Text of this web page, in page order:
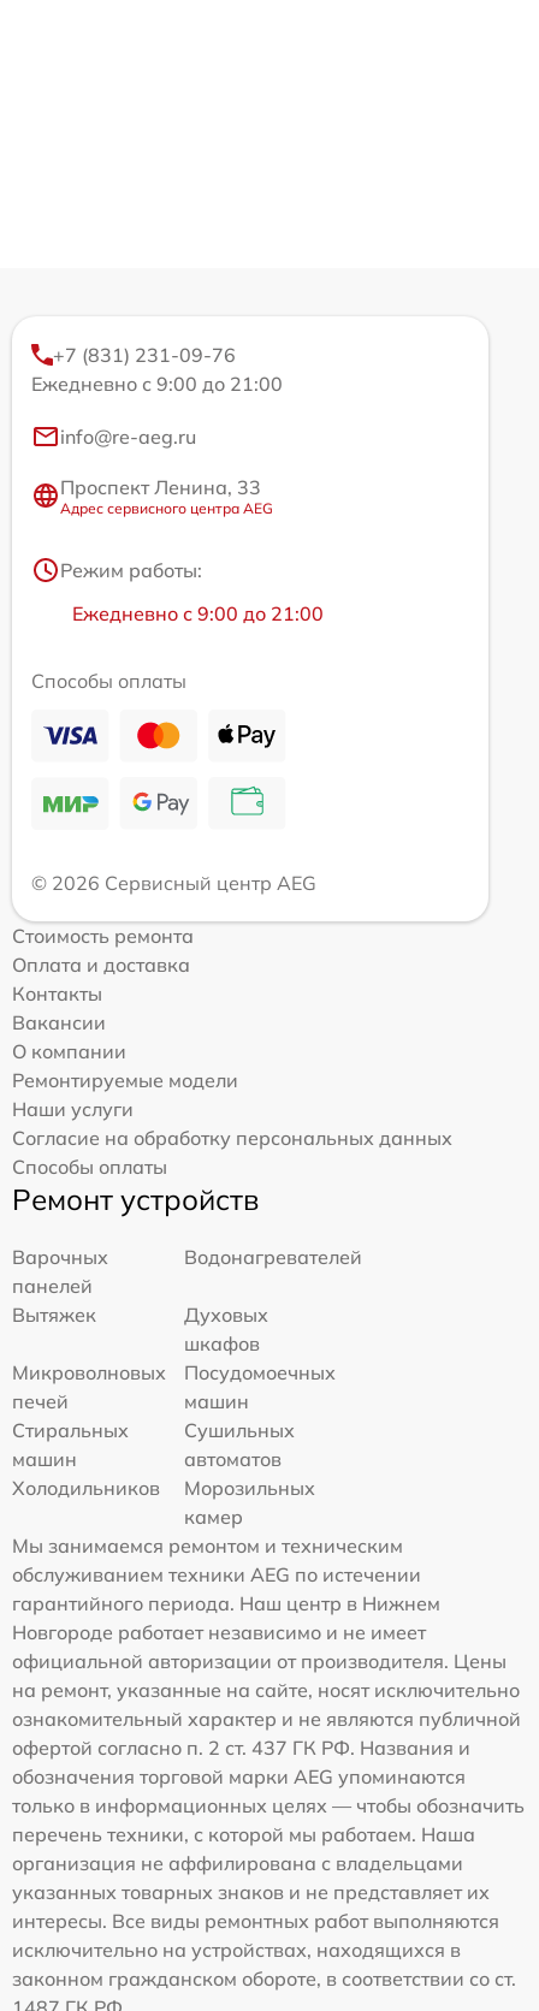
+7 (831) 231-09-76
Ежедневно с 9:00 до 21:00
info@re-aeg.ru
Проспект Ленина, 33
Адрес сервисного центра AEG
Режим работы:
Ежедневно с 9:00 до 21:00
Способы оплаты
© 2026 Сервисный центр AEG
Стоимость ремонта
Оплата и доставка
Контакты
Вакансии
О компании
Ремонтируемые модели
Наши услуги
Согласие на обработку персональных данных
Способы оплаты
Ремонт устройств
Варочных
панелей
Водонагревателей
Вытяжек
Духовых
шкафов
Микроволновых
печей
Посудомоечных
машин
Стиральных
машин
Сушильных
автоматов
Холодильников
Морозильных
камер
Мы занимаемся ремонтом и техническим
обслуживанием техники AEG по истечении
гарантийного периода. Наш центр в Нижнем
Новгороде работает независимо и не имеет
официальной авторизации от производителя. Цены
на ремонт, указанные на сайте, носят исключительно
ознакомительный характер и не являются публичной
офертой согласно п. 2 ст. 437 ГК РФ. Названия и
обозначения торговой марки AEG упоминаются
только в информационных целях — чтобы обозначить
перечень техники, с которой мы работаем. Наша
организация не аффилирована с владельцами
указанных товарных знаков и не представляет их
интересы. Все виды ремонтных работ выполняются
исключительно на устройствах, находящихся в
законном гражданском обороте, в соответствии со ст.